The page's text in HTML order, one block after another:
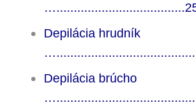
Depilácia hrudník
Depilácia brúcho